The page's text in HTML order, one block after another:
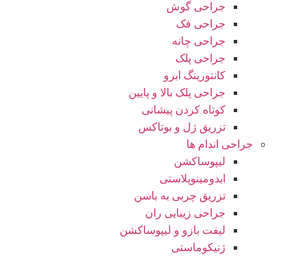
جراحی گوش
جراحی فک
جراحی چانه
جراحی پلک
کانتورینگ ابرو
جراحی پلک بالا و پایین
کوتاه کردن پیشانی
تزریق ژل و بوتاکس
جراحی اندام ها
لیپوساکشن
ابدومینوپلاستی
تزریق چربی به باسن
جراحی زیبایی ران
لیفت بازو و لیپوساکشن
ژنیکوماستی